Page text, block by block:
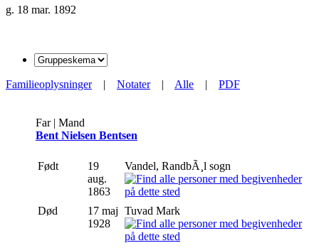
g. 18 mar. 1892
Familieoplysninger| Notater| Alle | PDF
Far | Mand
Bent Nielsen Bentsen
Født
19
aug.
1863
Vandel, RandbÃ¸l sogn
Død
17 maj
1928
Tuvad Mark